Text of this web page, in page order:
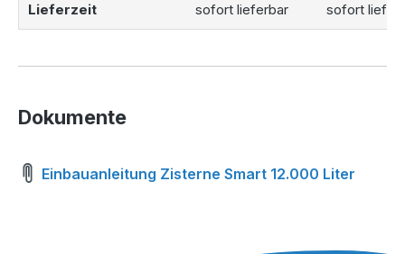
Lieferzeit sofort lieferbar sofort
Dokumente
Einbauanleitung Zisterne Smart 12.000 Liter